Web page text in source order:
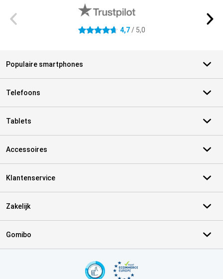
4.7 sterren 4,7/ 5,0
Populaire smartphones
Telefoons
Tablets
Accessoires
Klantenservice
Zakelijk
Gomibo